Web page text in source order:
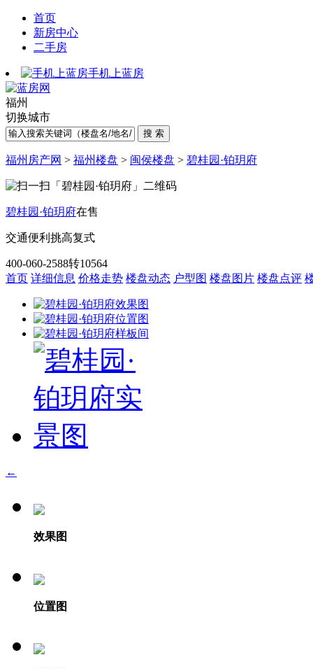
首页
新房中心
二手房
手机上蓝房
福州
切换城市
福州房产网 > 福州楼盘 > 闽侯楼盘 > 碧桂园·铂玥府
碧桂园·铂玥府在售
交通便利 挑高复式
400-060-2588转10564
首页 详细信息 价格走势 楼盘动态 户型图 楼盘图片 楼盘点评
←
效果图
位置图